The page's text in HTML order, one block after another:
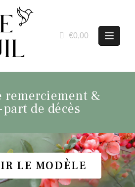
€0,00
remerciement &
de décès
LE MODÈLE